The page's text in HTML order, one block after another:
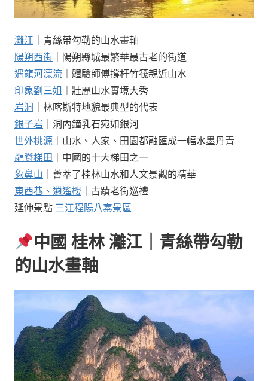
灕江 ｜青絲帶勾勒的山水畫軸
陽朔西街 ｜陽朔縣城最繁華最古老的街道
遇龍河漂流 ｜體驗師傅撐杆竹筏親近山水
印象劉三姐
｜壯麗山水實境大秀
岩洞
｜林喀斯特地貌最典型的代表
銀子岩 ｜洞內鐘乳石宛如銀河
世外桃源 ｜山水、人家、田園都融匯成一幅水墨丹青
龍脊梯田
｜中國的十大梯田之一
象鼻山 ｜薈萃了桂林山水和人文景觀的精華
東西巷、逍遙樓 ｜古蹟老街巡禮
延伸景點 三江程陽八寨景區
中國 桂林 灕江｜青絲帶勾勒
的山水畫軸